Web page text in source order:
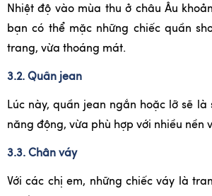
Nhiệt độ vào mùa thu ở châu Âu
bạn có thể mặc những chiếc quần
trang, vừa thoáng mát.
3.2. Quần jean
Lúc này, quần jean ngắn hoặc lỡ sẽ
năng động, vừa phù hợp với nhiều nền
3.3. Chân váy
Với các chị em, những chiếc váy là